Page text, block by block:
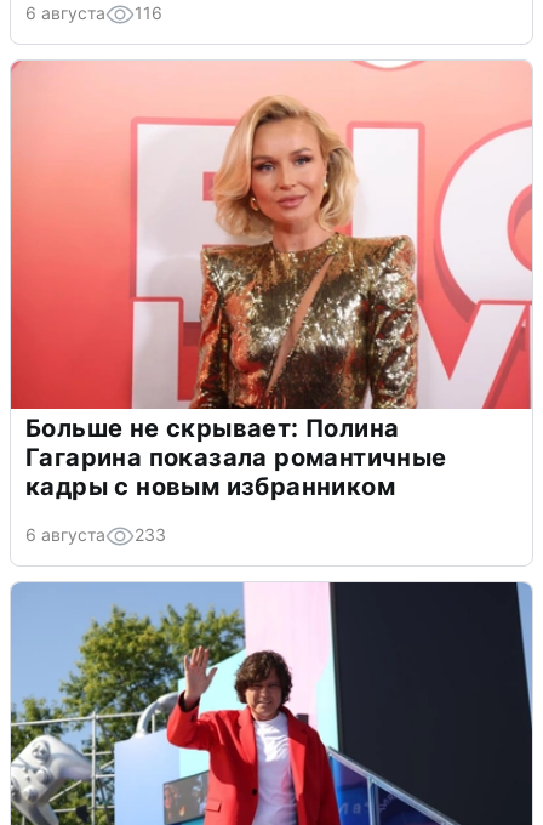
6 августа 116
Больше не скрывает: Полина
Гагарина показала романтичные
кадры с новым избранником
6 августа 233